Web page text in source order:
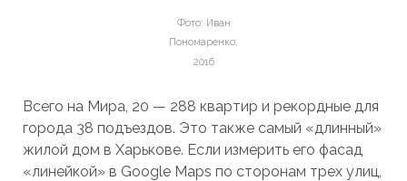
Фото: Иван
Пономаренко,
2016
Всего на Мира, 20 — 288 квартир и рекордные для
города 38 подъездов. Это также самый «длинный»
жилой дом в Харькове. Если измерить его фасад
«линейкой» в Google Maps по сторонам трех улиц,